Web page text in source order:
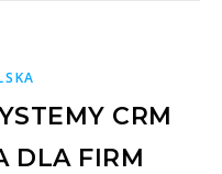
CRM
DLA FIRM